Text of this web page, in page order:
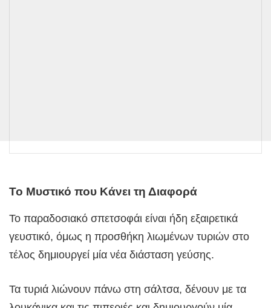
Το Μυστικό που Κάνει τη Διαφορά
Το παραδοσιακό σπετσοφάι είναι ήδη εξαιρετικά
γευστικό, όμως η προσθήκη λιωμένων τυριών στο
τέλος δημιουργεί μία νέα διάσταση γεύσης.
Τα τυριά λιώνουν πάνω στη σάλτσα, δένουν με τα